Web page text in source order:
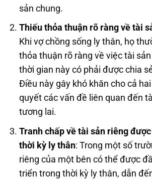
sản chung.
Thiếu thỏa thuận rõ ràng về tài
Khi vợ chồng sống ly thân, họ
thỏa thuận rõ ràng về việc tài
thời gian này có phải được chia
Điều này gây khó khăn cho cả
quyết các vấn đề liên quan đến
tương lai.
Tranh chấp về tài sản riêng
thời kỳ ly thân: Trong một số
riêng của một bên có thể được
triển trong thời kỳ ly thân, dẫn